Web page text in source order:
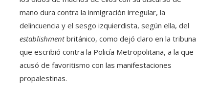
mano dura contra la inmigración irregular, la
delincuencia y el sesgo izquierdista, según ella, del
establishmentbritánico, como dejó claro en la tribuna
que escribió contra la Policía Metropolitana, a la que
acusó de favoritismo con las manifestaciones
propalestinas.